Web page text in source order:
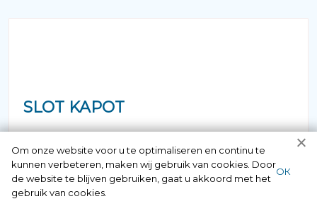
SLOT KAPOT
Staat u voor de deur maar bent u uw
sleutel vergeten of verloren? Geen paniek
maar bel ons! Binnen no time opent onze
Om onze website voor u te optimaliseren en continu te
kunnen verbeteren, maken wij gebruik van cookies. Door
de website te blijven gebruiken, gaat u akkoord met het
gebruik van cookies.
ОК